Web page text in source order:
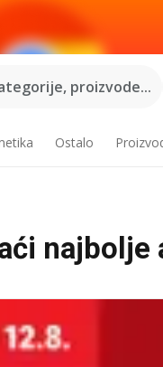
proizvode...
Ostalo
najbolje